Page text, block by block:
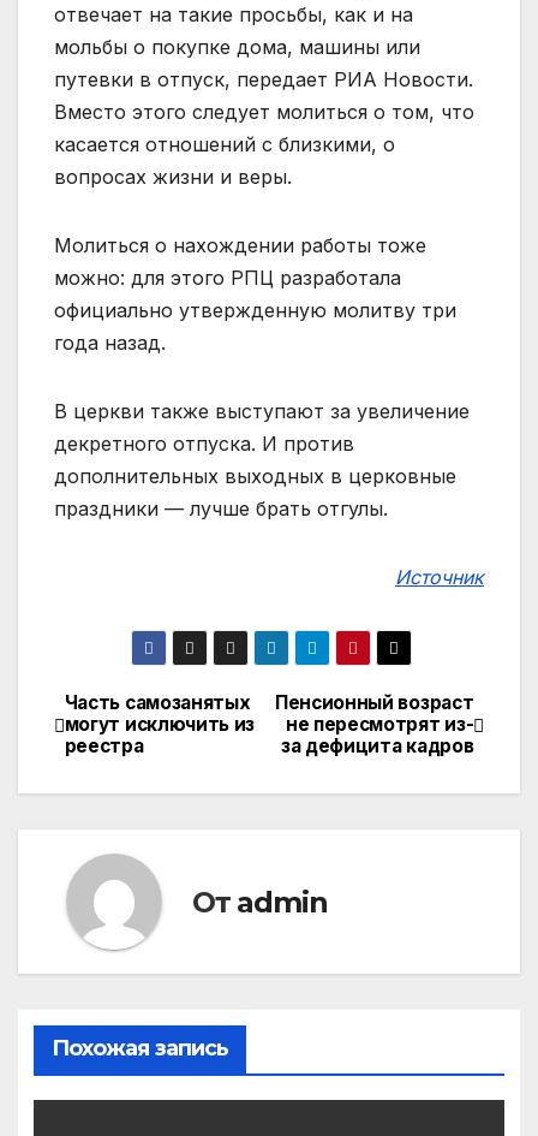
отвечает на такие просьбы, как и на
мольбы о покупке дома, машины или
путевки в отпуск, передает РИА Новости.
Вместо этого следует молиться о том, что
касается отношений с близкими, о
вопросах жизни и веры.
Молиться о нахождении работы тоже
можно: для этого РПЦ разработала
официально утвержденную молитву три
года назад.
В церкви также выступают за увеличение
декретного отпуска. И против
дополнительных выходных в церковные
праздники — лучше брать отгулы.
Источник
Навигация
по
Пенсионный возраст
не пересмотрят из-
за дефицита кадров
Часть самозанятых
могут исключить из
реестра
От admin
Похожая запись